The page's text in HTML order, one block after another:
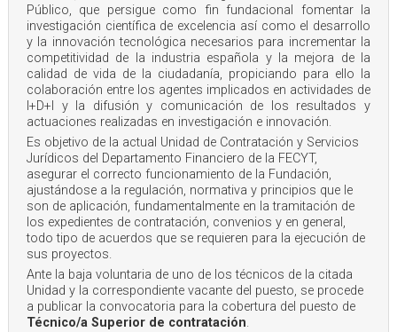
Público, que persigue como fin fundacional fomentar la
investigación científica de excelencia así como el desarrollo
y la innovación tecnológica necesarios para incrementar la
competitividad de la industria española y la mejora de la
calidad de vida de la ciudadanía, propiciando para ello la
colaboración entre los agentes implicados en actividades de
I+D+I y la difusión y comunicación de los resultados y
actuaciones realizadas en investigación e innovación.
Es objetivo de la actual Unidad de Contratación y Servicios
Jurídicos del Departamento Financiero de la FECYT,
asegurar el correcto funcionamiento de la Fundación,
ajustándose a la regulación, normativa y principios que le
son de aplicación, fundamentalmente en la tramitación de
los expedientes de contratación, convenios y en general,
todo tipo de acuerdos que se requieren para la ejecución de
sus proyectos.
Ante la baja voluntaria de uno de los técnicos de la citada
Unidad y la correspondiente vacante del puesto, se procede
a publicar la convocatoria para la cobertura del puesto de
Técnico/a Superior de contratación.